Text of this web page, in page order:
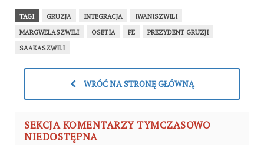
TAGI GRUZJA INTEGRACJA
IWANISZWILI
MARGWELASZWILI
OSETIA PE
PREZYDENT GRUZJI
SAAKASZWILI
WRÓĆ NA STRONĘ GŁÓWNĄ
SEKCJA KOMENTARZY TYMCZASOWO
NIEDOSTĘPNA